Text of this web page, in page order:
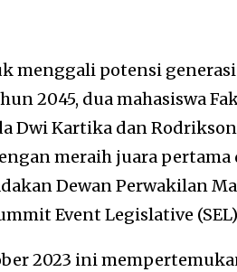
menggali potensi
2045, dua mahasiswa
Dwi Kartika dan
meraih juara pertama
Dewan Perwakilan
Event Legislative
2023 ini